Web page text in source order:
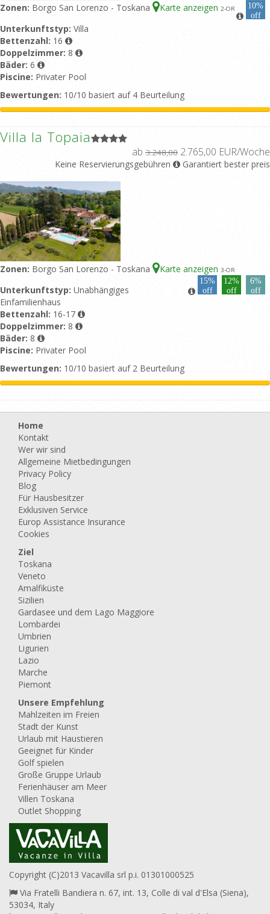
Zonen: Borgo San Lorenzo - Toskana Karte anzeigen 2-OR
10%
off
Unterkunftstyp: Villa
Bettenzahl: 16
Doppelzimmer: 8
Bäder: 6
Piscine: Privater Pool
Bewertungen: 10/10 basiert auf 4 Beurteilung
Villa la Topaia
ab 3.248,00 2.765,00 EUR/Woche
Keine Reservierungsgebühren Garantiert bester preis
Zonen: Borgo San Lorenzo - Toskana Karte anzeigen 3-OR
15%
off
12%
off
6%
off
Unterkunftstyp: Unabhängiges
Einfamilienhaus
Bettenzahl: 16-17
Doppelzimmer: 8
Bäder: 8
Piscine: Privater Pool
Bewertungen: 10/10 basiert auf 2 Beurteilung
Home
Kontakt
Wer wir sind
Allgemeine Mietbedingungen
Privacy Policy
Blog
Für Hausbesitzer
Exklusiven Service
Europ Assistance Insurance
Cookies
Ziel
Toskana
Veneto
Amalfiküste
Sizilien
Gardasee und dem Lago Maggiore
Lombardei
Umbrien
Ligurien
Lazio
Marche
Piemont
Unsere Empfehlung
Mahlzeiten im Freien
Stadt der Kunst
Urlaub mit Haustieren
Geeignet für Kinder
Golf spielen
Große Gruppe Urlaub
Ferienhäuser am Meer
Villen Toskana
Outlet Shopping
Copyright (C)2013 Vacavilla srl p.i. 01301000525
Via Fratelli Bandiera n. 67, int. 13, Colle di val d'Elsa (Siena),
53034, Italy